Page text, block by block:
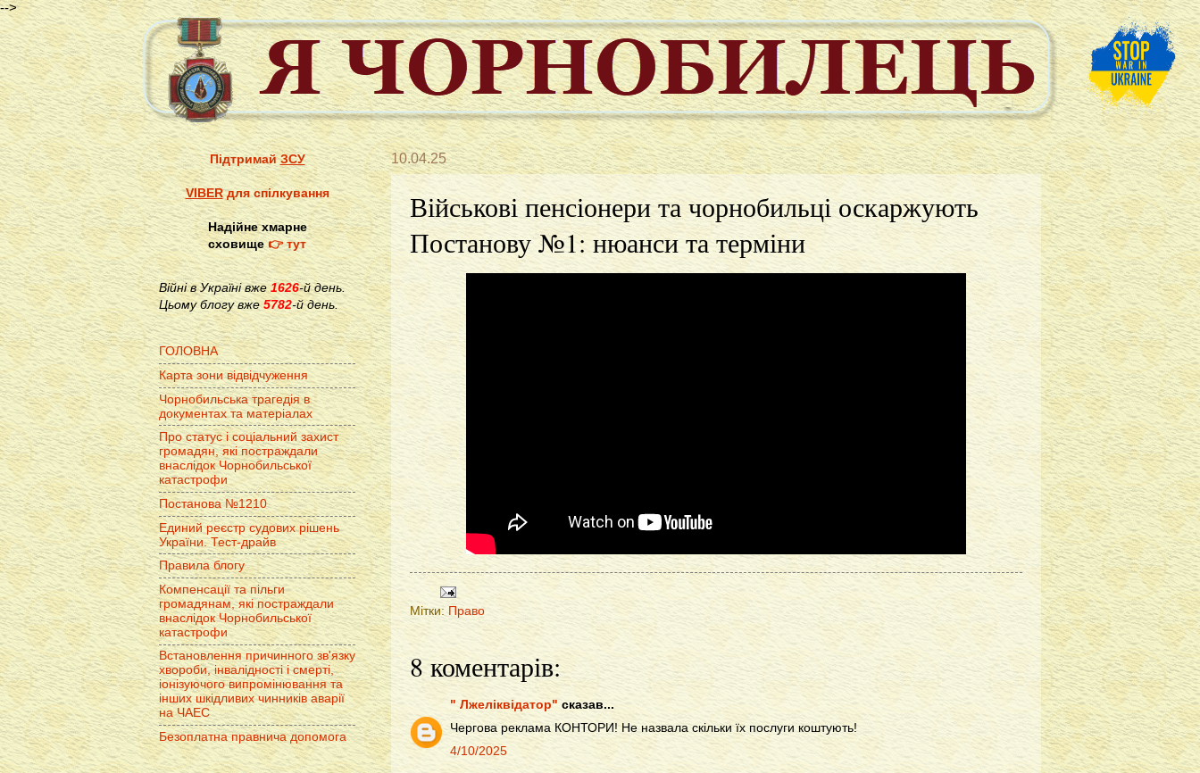
-->
10.04.25
Військові пенсіонери та чорнобильці оскаржують
Постанову №1: нюанси та терміни
Мітки: Право
8 коментарів:
" Лжеліквідатор" сказав...
Чергова реклама КОНТОРИ! Не назвала скільки їх послуги коштують!
4/10/2025
ПідтримайЗСУ
VIBERдля спілкування
Надійне хмарне
сховище👉 тут
Війні в Україні вже1626-й день.
Цьому блогу вже 5782-й день.
ГОЛОВНА
Карта зони відвідчуження
Чорнобильська трагедія в
документах та матеріалах
Про статус і соціальний захист
громадян, які постраждали
внаслідок Чорнобильської
катастрофи
Постанова №1210
Единий реєстр судових рішень
України. Тест-драйв
Правила блогу
Компенсації та пільги
громадянам, які постраждали
внаслідок Чорнобильської
катастрофи
Встановлення причинного зв'язку
хвороби, інвалідності і смерті,
іонізуючого випромінювання та
інших шкідливих чинників аварії
на ЧАЕС
Безоплатна правнича допомога